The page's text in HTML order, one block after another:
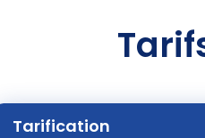
Tarification